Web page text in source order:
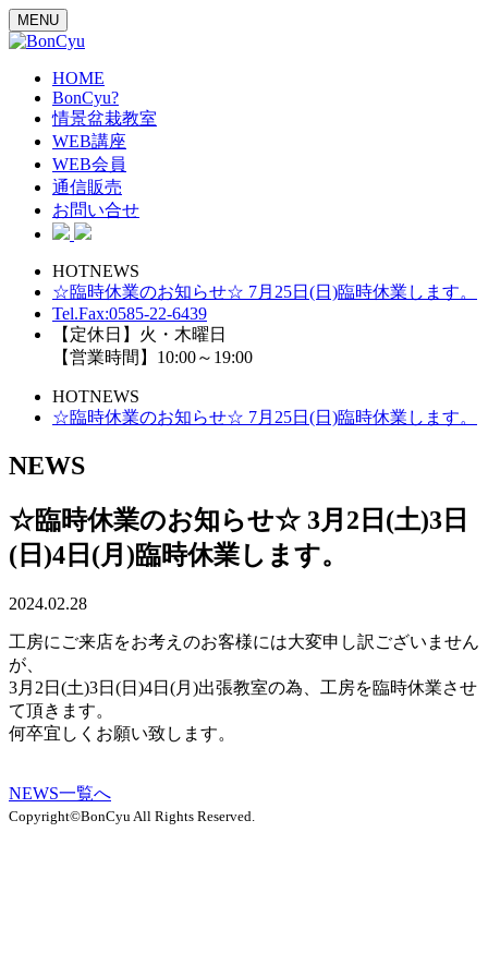
MENU
HOME
BonCyu?
情景盆栽教室
WEB講座
WEB会員
通信販売
お問い合せ
HOTNEWS
☆臨時休業のお知らせ☆ 7月25日(日)臨時休業します。
Tel.Fax:0585-22-6439
【定休日】火・木曜日
【営業時間】10:00～19:00
HOTNEWS
☆臨時休業のお知らせ☆ 7月25日(日)臨時休業します。
NEWS
☆臨時休業のお知らせ☆ 3月2日(土)3日
(日)4日(月)臨時休業します。
2024.02.28
工房にご来店をお考えのお客様には大変申し訳ございません
が、
3月2日(土)3日(日)4日(月)出張教室の為、工房を臨時休業させ
て頂きます。
何卒宜しくお願い致します。
NEWS一覧へ
Copyright©BonCyu All Rights Reserved.